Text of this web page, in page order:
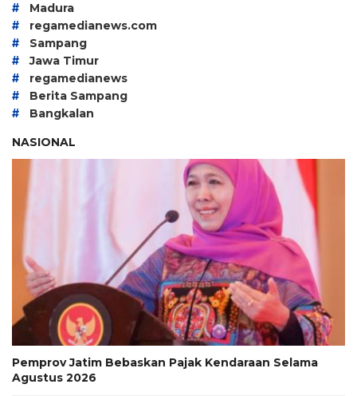
# Madura
# regamedianews.com
# Sampang
# Jawa Timur
# regamedianews
# Berita Sampang
#
Bangkalan
NASIONAL
Pemprov Jatim Bebaskan Pajak Kendaraan Selama
Agustus 2026